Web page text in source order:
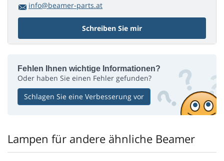
info@beamer-parts.at
Schreiben Sie mir
Fehlen Ihnen wichtige Informationen?
Oder haben Sie einen Fehler gefunden?
Schlagen Sie eine Verbesserung vor
Lampen für andere ähnliche Beamer